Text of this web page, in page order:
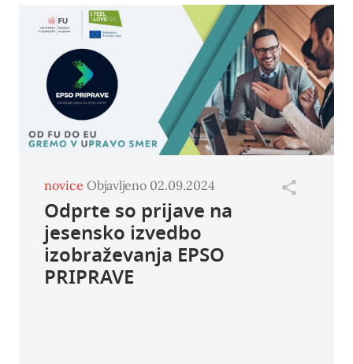
novice Objavljeno 02.09.2024
Odprte so prijave na
jesensko izvedbo
izobraževanja EPSO
PRIPRAVE